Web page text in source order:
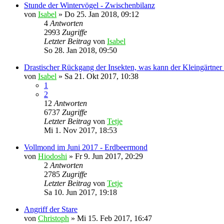
Stunde der Wintervögel - Zwischenbilanz
von Isabel » Do 25. Jan 2018, 09:12
4 Antworten
2993 Zugriffe
Letzter Beitrag von Isabel
So 28. Jan 2018, 09:50
Drastischer Rückgang der Insekten, was kann der Kleingärtner
von Isabel » Sa 21. Okt 2017, 10:38
1
2
12 Antworten
6737 Zugriffe
Letzter Beitrag von Tetje
Mi 1. Nov 2017, 18:53
Vollmond im Juni 2017 - Erdbeermond
von Hiodoshi » Fr 9. Jun 2017, 20:29
2 Antworten
2785 Zugriffe
Letzter Beitrag von Tetje
Sa 10. Jun 2017, 19:18
Angriff der Stare
von Christoph » Mi 15. Feb 2017, 16:47